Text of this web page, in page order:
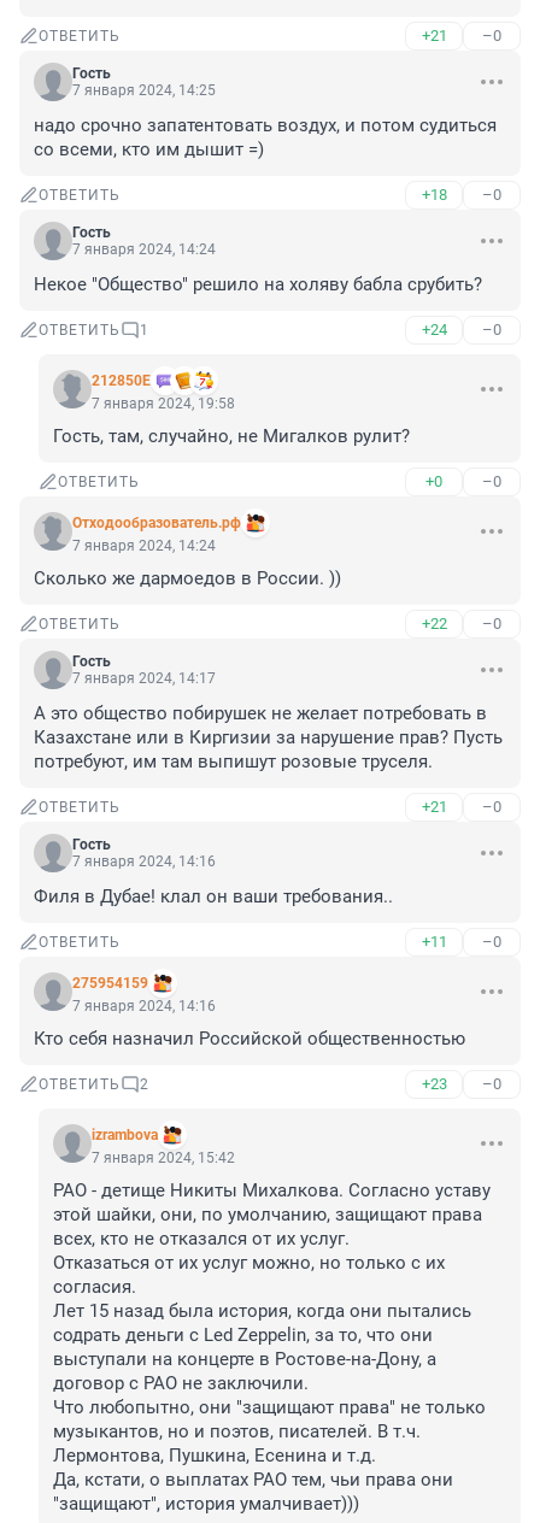
ОТВЕТИТЬ +21 –0
Гость
7 января 2024, 14:25
надо срочно запатентовать воздух, и потом судиться
со всеми, кто им дышит =)
ОТВЕТИТЬ +18 –0
Гость
7 января 2024, 14:24
Некое "Общество" решило на холяву бабла срубить?
ОТВЕТИТЬ 1 +24 –0
212850Е
7 января 2024, 19:58
Гость, там, случайно, не Мигалков рулит?
ОТВЕТИТЬ +0 –0
Отходообразователь.рф
7 января 2024, 14:24
Сколько же дармоедов в России. ))
ОТВЕТИТЬ +22 –0
Гость
7 января 2024, 14:17
А это общество побирушек не желает потребовать в
Казахстане или в Киргизии за нарушение прав? Пусть
потребуют, им там выпишут розовые труселя.
ОТВЕТИТЬ +21 –0
Гость
7 января 2024, 14:16
Филя в Дубае! клал он ваши требования..
ОТВЕТИТЬ +11 –0
275954159
7 января 2024, 14:16
Кто себя назначил Российской общественностью
ОТВЕТИТЬ 2 +23 –0
izrambova
7 января 2024, 15:42
РАО - детище Никиты Михалкова. Согласно уставу
этой шайки, они, по умолчанию, защищают права
всех, кто не отказался от их услуг.
Отказаться от их услуг можно, но только с их
согласия.
Лет 15 назад была история, когда они пытались
содрать деньги с Led Zeppelin, за то, что они
выступали на концерте в Ростове-на-Дону, а
договор с РАО не заключили.
Что любопытно, они "защищают права" не только
музыкантов, но и поэтов, писателей. В т.ч.
Лермонтова, Пушкина, Есенина и т.д.
Да, кстати, о выплатах РАО тем, чьи права они
"защищают", история умалчивает)))